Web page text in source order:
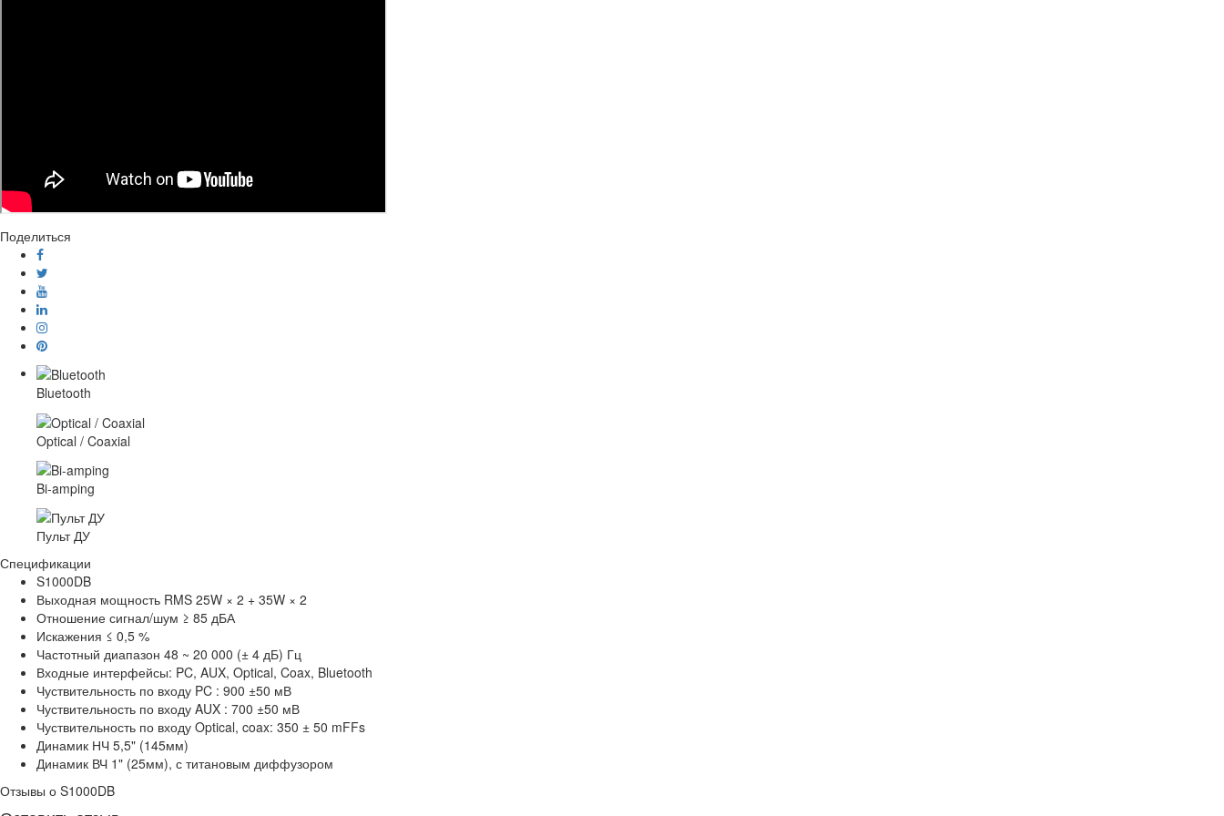
Поделиться
Bluetooth
Optical / Coaxial
Bi-amping
Пульт ДУ
Спецификации
S1000DB
Выходная мощность RMS 25W × 2 + 35W × 2
Отношение сигнал/шум ≥ 85 дБА
Искажения ≤ 0,5 %
Частотный диапазон 48 ~ 20 000 (± 4 дБ) Гц
Входные интерфейсы: PC, AUX, Optical, Coax, Bluetooth
Чуствительность по входу PC : 900 ±50 мВ
Чуствительность по входу AUX : 700 ±50 мВ
Чуствительность по входу Optical, coax: 350 ± 50 mFFs
Динамик НЧ 5,5" (145мм)
Динамик ВЧ 1" (25мм), с титановым диффузором
Отзывы о S1000DB